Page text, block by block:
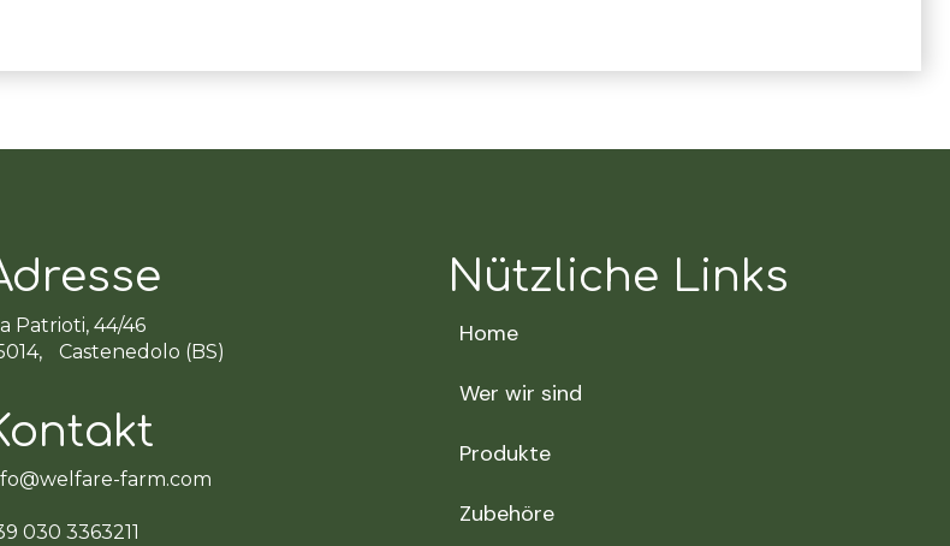
Patrioti, 44/46
Castenedolo (BS)
farm.com
030 3363211
Nützliche Links
Home
Wer wir sind
Produkte
Zubehöre